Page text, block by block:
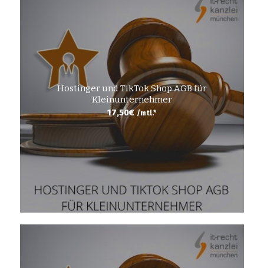
Hostinger und TikTok Shop AGB für
Kleinunternehmer
17,50€ /mtl.*